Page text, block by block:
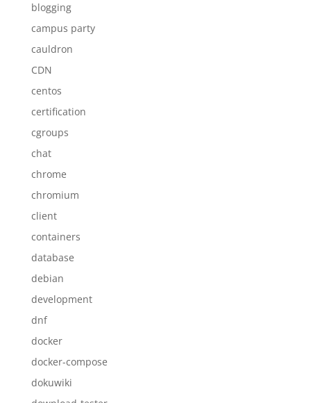
blogging
campus party
cauldron
CDN
centos
certification
cgroups
chat
chrome
chromium
client
containers
database
debian
development
dnf
docker
docker-compose
dokuwiki